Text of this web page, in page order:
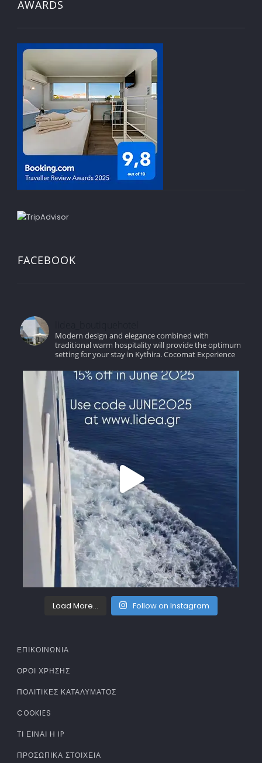
AWARDS
FACEBOOK
Modern design and elegance combined with
traditional warm hospitality will provide the optimum
setting for your stay in Kythira.Cocomat Experience
Load More... Follow on Instagram
ΕΠΙΚΟΙΝΩΝΙΑ
ΌΡΟΙ ΧΡΉΣΗΣ
ΠΟΛΙΤΙΚΈΣ ΚΑΤΑΛΎΜΑΤΟΣ
COOKIES
ΤΊ ΕΊΝΑΙ Η IP
ΠΡΟΣΩΠΙΚΆ ΣΤΟΙΧΕΊΑ